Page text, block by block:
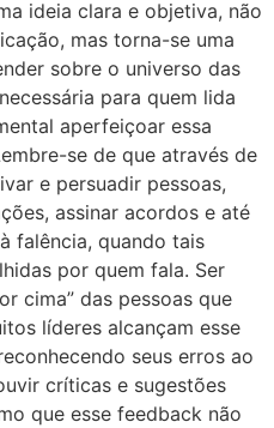
ideia clara e objetiva, não
mas torna-se uma
sobre o universo das
para quem lida
aperfeiçoar essa
se de que através de
e persuadir pessoas,
assinar acordos e até
falência, quando tais
por quem fala. Ser
cima” das pessoas que
líderes alcançam esse
seus erros ao
críticas e sugestões
que esse feedback não